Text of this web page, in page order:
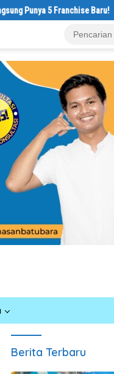
5 Franchise Baru!
Berita Terbaru